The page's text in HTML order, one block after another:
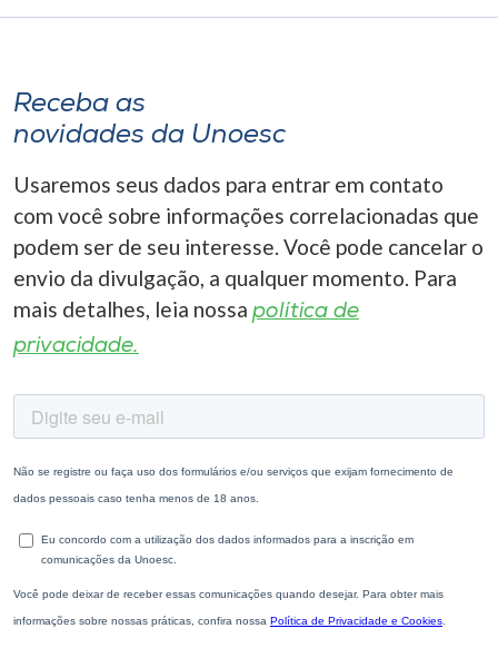
Receba as
novidades da Unoesc
Usaremos seus dados para entrar em contato
com você sobre informações correlacionadas que
podem ser de seu interesse. Você pode cancelar o
envio da divulgação, a qualquer momento. Para
mais detalhes, leia nossa política de
privacidade.